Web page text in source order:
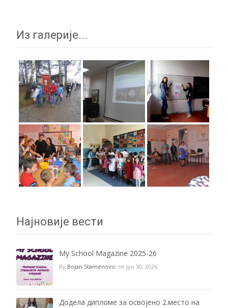
Из галерије...
Најновије вести
My School Magazine 2025-26
By Bojan Stamenovic on јун 30, 2026
Додела дипломе за освојено 2.место на